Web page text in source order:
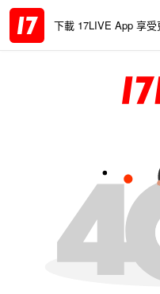
下載 17LIVE App 享受